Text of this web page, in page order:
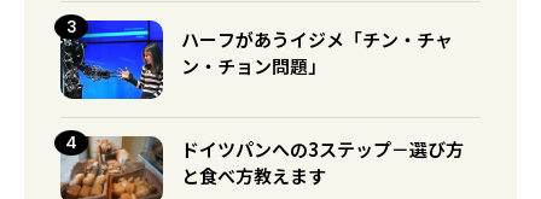
ハーフがあうイジメ「チン・チャ
ン・チョン問題」
ドイツパンへの3ステップ－選び方
と食べ方教えます